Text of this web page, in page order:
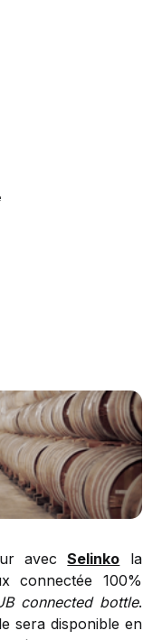
avecSelinko la
connectée 100%
connected bottle.
sera disponible en